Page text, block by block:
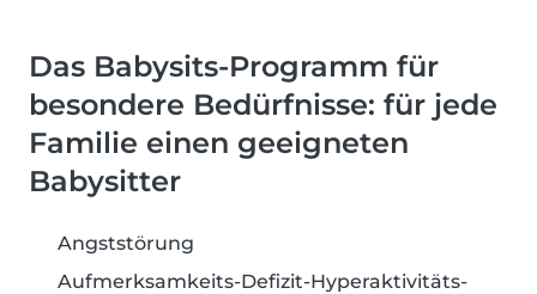
Das Babysits-Programm für
besondere Bedürfnisse: für jede
Familie einen geeigneten
Babysitter
Angststörung
Aufmerksamkeits-Defizit-Hyperaktivitäts-